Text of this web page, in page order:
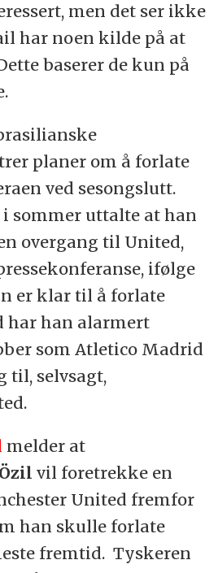
men det ser ikke
har noen kilde på at
baserer de kun på
planer om å forlate
ved sesongslutt.
sommer uttalte at han
overgang til United,
ifølge
er klar til å forlate
har han alarmert
som Atletico Madrid
til, selvsagt,
melder at
vil foretrekke en
United fremfor
han skulle forlate
fremtid. Tyskeren